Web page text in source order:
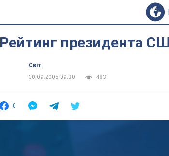
Рейтинг президента
Світ
30.09.2005 09:30
483
0